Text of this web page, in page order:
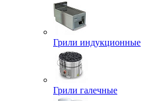
Грили индукционные
Грили галечные